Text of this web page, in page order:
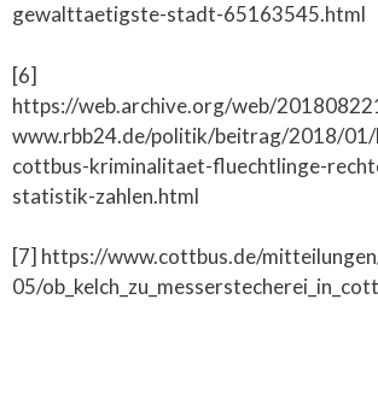
gewalttaetigste-stadt-65163545.html
[6]
https://web.archive.org/web/
www.rbb24.de/politik/beitrag/2018/01/
cottbus-kriminalitaet-fluechtlinge-
statistik-zahlen.html
[7] https://www.cottbus.de/
05/